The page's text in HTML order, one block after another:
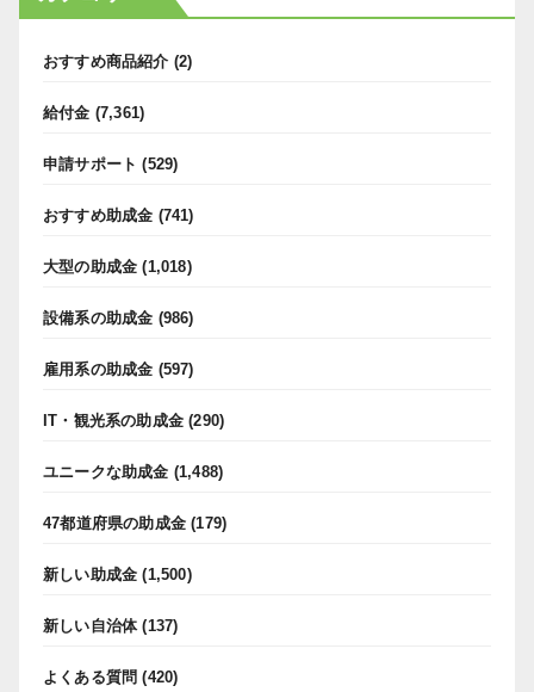
おすすめ商品紹介 (2)
給付金 (7,361)
申請サポート (529)
おすすめ助成金 (741)
大型の助成金 (1,018)
設備系の助成金 (986)
雇用系の助成金 (597)
IT・観光系の助成金 (290)
ユニークな助成金 (1,488)
47都道府県の助成金 (179)
新しい助成金 (1,500)
新しい自治体(137)
よくある質問 (420)